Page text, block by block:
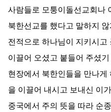
사람들로 모퉁이돌선교회나
북한선교를 했다고 말하지
전적으로 하나님이 지키시고
이끌어 오셨고 붙들어 주셨
현장에서 북한인들을 만나
을 이끌어 내시고 보내신 이
중국에서 주의 뜻을 따라 순